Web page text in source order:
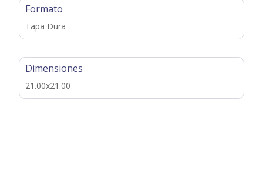
Formato
Tapa Dura
Dimensiones
21.00x21.00